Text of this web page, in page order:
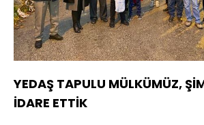
YEDAŞ TAPULU MÜLKÜMÜZ,
İDARE ETTİK